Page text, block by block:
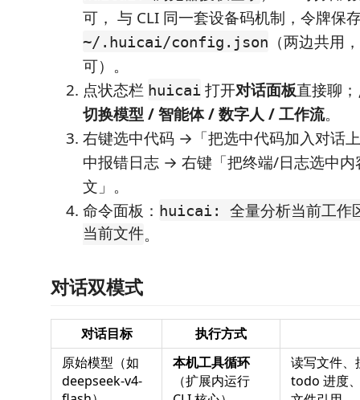
可， 与 CLI 同一套设备码机制，令牌保
~/.huicai/config.json （两边共用
可）。
点状态栏 huicai 打开对话面板直接聊
切换模型 / 智能体 / 数字人 / 工作流。
右键选中代码 →「把选中代码加入对话
中报错日志 → 右键「把终端/日志选中内
文」。
命令面板： huicai: 全量分析当前工作
当前文件。
对话双模式
对话目标
执行方式
原始模型（如
deepseek-v4-
本机工具循环
（扩展内运行
读写文件、
todo 进度